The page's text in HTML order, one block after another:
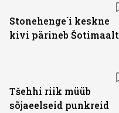
Stonehenge`i keskne
kivi pärineb Šotimaalt
Tšehhi riik müüb
sõjaeelseid punkreid